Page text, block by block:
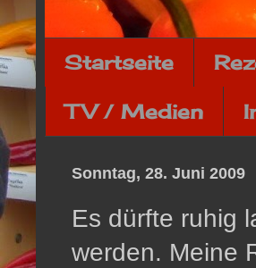
Startseite
TV / Medien
Sonntag, 28. Juni 2009
Es dürfte ruhig
werden. Meine